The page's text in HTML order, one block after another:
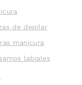
de depilar
manicura
labiales